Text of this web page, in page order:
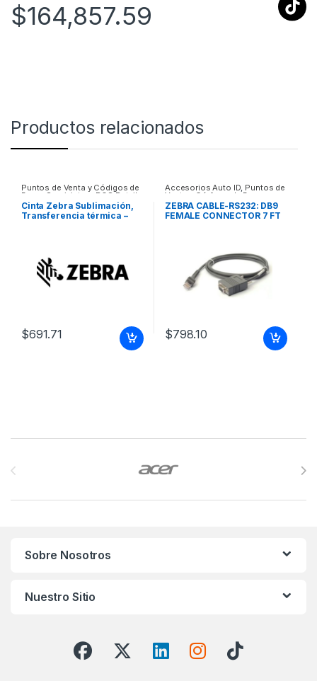
$164,857.59
Productos relacionados
Puntos de Venta y Códigos de
Barra Suministros POS Retail y
Auto ID
Cinta Zebra Sublimación,
Transferencia térmica –
200 IMAGES ZC100/ZC3
$691.71
Accesorios Auto ID, Puntos de
Venta y Códigos de Barra
ZEBRA CABLE-RS232: DB9
FEMALE CONNECTOR 7 FT
$798.10
Sobre Nosotros
Nuestro Sitio